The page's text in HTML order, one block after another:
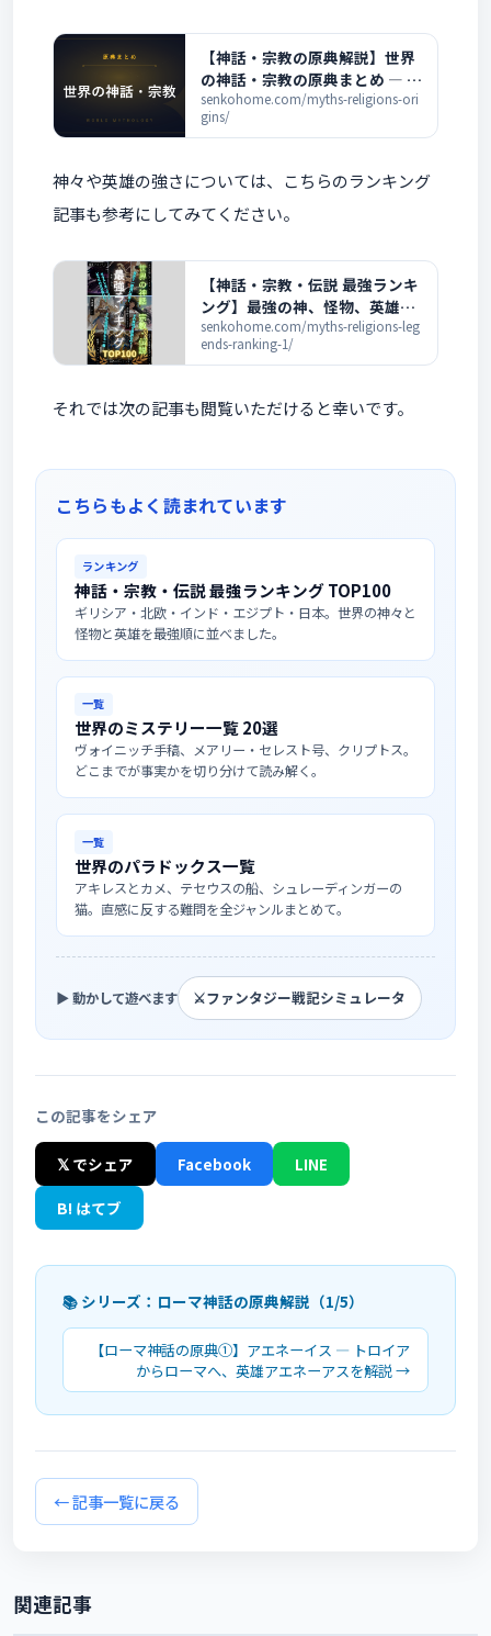
【神話・宗教の原典解説】世界
の神話・宗教の原典まとめ ― 各
神話の解説一覧
senkohome.com/myths-religions-ori
gins/
神々や英雄の強さについては、こちらのランキング
記事も参考にしてみてください。
【神話・宗教・伝説 最強ランキ
ング】最強の神、怪物、英雄が
この一冊を読めば全部分かる！
senkohome.com/myths-religions-leg
ends-ranking-1/
それでは次の記事も閲覧いただけると幸いです。
こちらもよく読まれています
ランキング
神話・宗教・伝説 最強ランキング TOP100
ギリシア・北欧・インド・エジプト・日本。世界の神々と
怪物と英雄を最強順に並べました。
一覧
世界のミステリー一覧 20選
ヴォイニッチ手稿、メアリー・セレスト号、クリプトス。
どこまでが事実かを切り分けて読み解く。
一覧
世界のパラドックス一覧
アキレスとカメ、テセウスの船、シュレーディンガーの
猫。直感に反する難問を全ジャンルまとめて。
▶ 動かして遊べます ⚔️ファンタジー戦記シミュレータ
この記事をシェア
𝕏 でシェア Facebook
LINE
B! はてブ
📚 シリーズ：ローマ神話の原典解説（1/5）
【ローマ神話の原典①】アエネーイス ― トロイア
からローマへ、英雄アエネーアスを解説 →
← 記事一覧に戻る
関連記事